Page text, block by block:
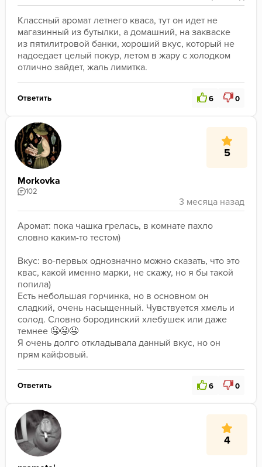
Классный аромат летнего кваса, тут он идет не
магазинный из бутылки, а домашний, на закваске
из пятилитровой банки, хороший вкус, который не
надоедает целый покур, летом в жару с холодком
отлично зайдет, жаль лимитка.
Ответить 6 0
5
Morkovka
102
Аромат: пока чашка грелась, в комнате пахло
словно каким-то тестом)
Вкус: во-первых однозначно можно сказать, что это
квас, какой именно марки, не скажу, но я бы такой
попила)
Есть небольшая горчинка, но в основном он
сладкий, очень насыщенный. Чувствуется хмель и
солод. Словно бородинский хлебушек или даже
темнее 🤤🤤🤤
Я очень долго откладывала данный вкус, но он
прям кайфовый.
Ответить 6 0
4